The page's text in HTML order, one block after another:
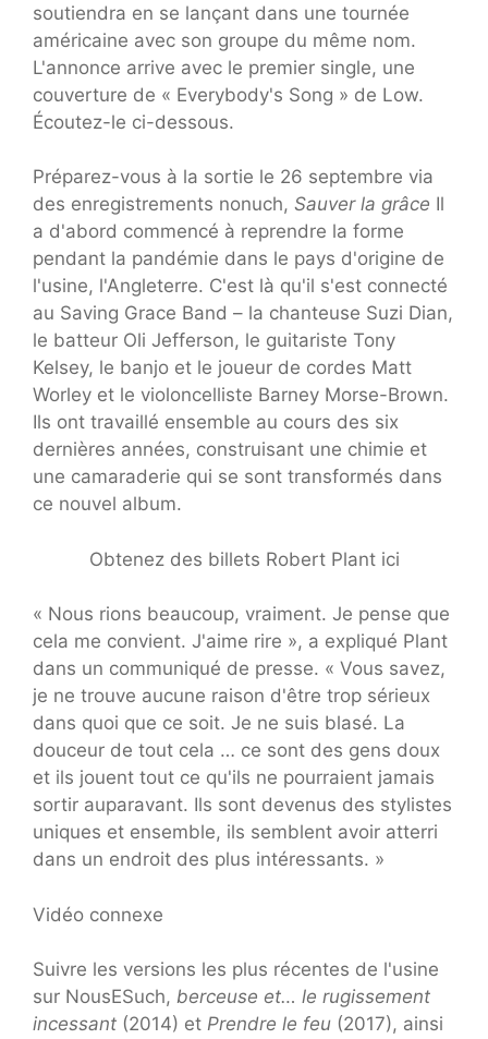
soutiendra en se lançant dans une tournée
américaine avec son groupe du même nom.
L'annonce arrive avec le premier single, une
couverture de « Everybody's Song » de Low.
Écoutez-le ci-dessous.
Préparez-vous à la sortie le 26 septembre via
des enregistrements nonuch, Sauver la grâce Il
a d'abord commencé à reprendre la forme
pendant la pandémie dans le pays d'origine de
l'usine, l'Angleterre. C'est là qu'il s'est connecté
au Saving Grace Band – la chanteuse Suzi Dian,
le batteur Oli Jefferson, le guitariste Tony
Kelsey, le banjo et le joueur de cordes Matt
Worley et le violoncelliste Barney Morse-Brown.
Ils ont travaillé ensemble au cours des six
dernières années, construisant une chimie et
une camaraderie qui se sont transformés dans
ce nouvel album.
Obtenez des billets Robert Plant ici
« Nous rions beaucoup, vraiment. Je pense que
cela me convient. J'aime rire », a expliqué Plant
dans un communiqué de presse. « Vous savez,
je ne trouve aucune raison d'être trop sérieux
dans quoi que ce soit. Je ne suis blasé. La
douceur de tout cela … ce sont des gens doux
et ils jouent tout ce qu'ils ne pourraient jamais
sortir auparavant. Ils sont devenus des stylistes
uniques et ensemble, ils semblent avoir atterri
dans un endroit des plus intéressants. »
Vidéo connexe
Suivre les versions les plus récentes de l'usine
sur NousESuch, berceuse et… le rugissement
incessant (2014) et Prendre le feu (2017), ainsi